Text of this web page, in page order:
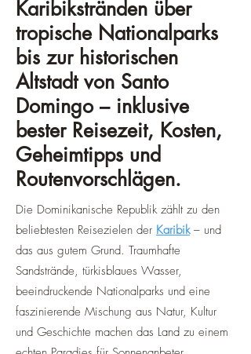
Karibikstränden über
tropische Nationalparks
bis zur historischen
Altstadt von Santo
Domingo – inklusive
bester Reisezeit, Kosten,
Geheimtipps und
Routenvorschlägen.
Die Dominikanische Republik zählt zu den
beliebtesten Reisezielen der Karibik– und
das aus gutem Grund. Traumhafte
Sandstrände, türkisblaues Wasser,
beeindruckende Nationalparks und eine
faszinierende Mischung aus Natur, Kultur
und Geschichte machen das Land zu einem